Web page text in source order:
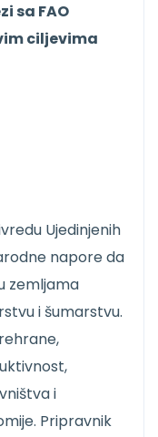
sa FAO
ciljevima
Ujedinjenih
napore da
zemljama
i šumarstvu.
i
Pripravnik